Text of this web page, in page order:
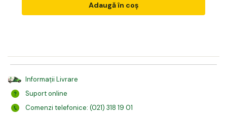
Adaugă în coș
Informații Livrare
Suport online
Comenzi telefonice: (021) 318 19 01